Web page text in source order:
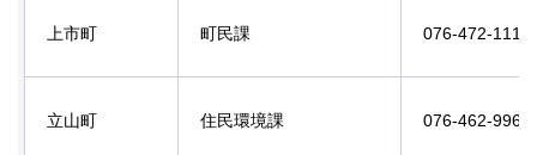
上市町 町民課 076-472-1111
立山町 住民環境課 076-462-9963